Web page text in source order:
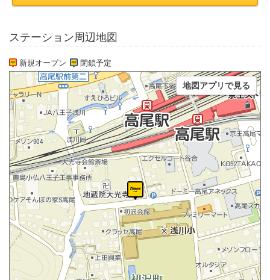
ステーション周辺地図
新規オープン 閉鎖予定
地図アプリで見る